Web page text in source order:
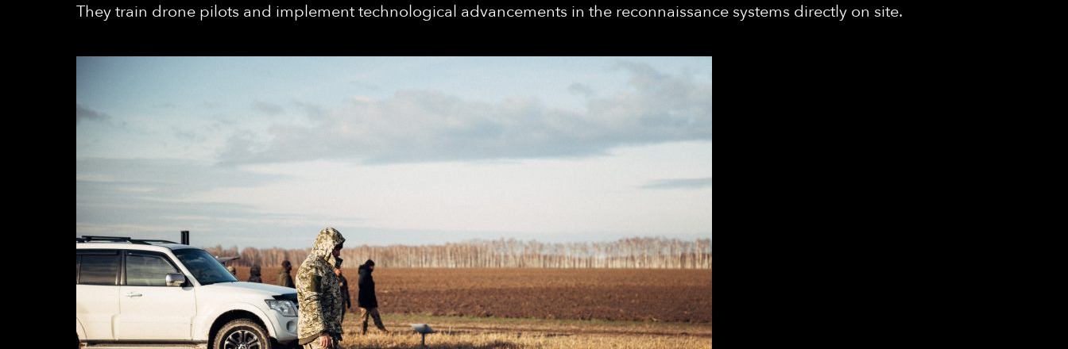
They train drone pilots and implement technological advancements in the reconnaissance systems directly on site.